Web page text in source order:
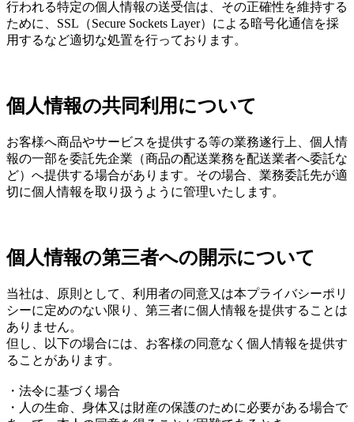
行われる特定の個人情報の送受信は、その正確性を維持する
ために、SSL（Secure Sockets Layer）による暗号化通信を採
用するなど適切な処置を行っております。
個人情報の共同利用について
お客様へ商品やサービスを提供する等の業務遂行上、個人情
報の一部を委託先企業（商品の配送業務を配送業者へ委託な
ど）へ提供する場合があります。その場合、業務委託先が適
切に個人情報を取り扱うように管理いたします。
個人情報の第三者への開示について
当社は、原則として、利用者の同意又は本プライバシーポリ
シーに定めのない限り、第三者に個人情報を提供することは
ありません。
但し、以下の場合には、お客様の同意なく個人情報を提供す
ることがあります。
・法令に基づく場合
・人の生命、身体又は財産の保護のために必要がある場合で